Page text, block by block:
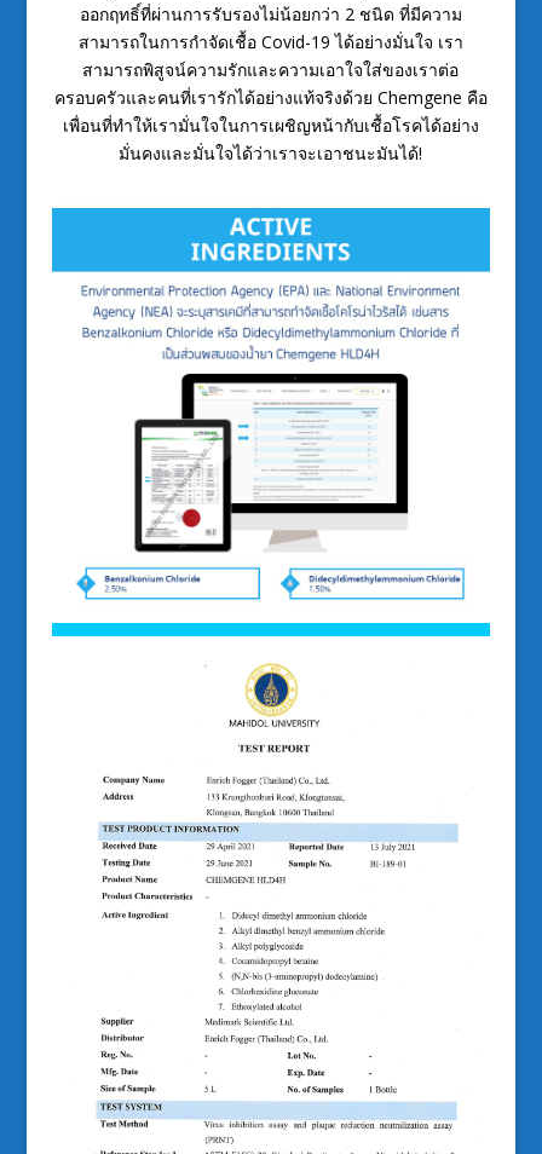
ออกฤทธิ์ที่ผ่านการรับรองไม่น้อยกว่า 2 ชนิด ที่มีความ
สามารถในการกำจัดเชื้อ Covid-19 ได้อย่างมั่นใจ เรา
สามารถพิสูจน์ความรักและความเอาใจใส่ของเราต่อ
ครอบครัวและคนที่เรารักได้อย่างแท้จริงด้วย Chemgene คือ
เพื่อนที่ทำให้เรามั่นใจในการเผชิญหน้ากับเชื้อโรคได้อย่าง
มั่นคงและมั่นใจได้ว่าเราจะเอาชนะมันได้!